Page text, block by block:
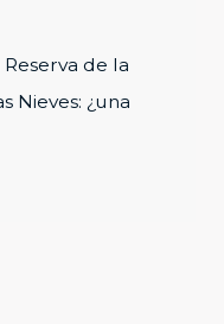
de la
Nieves: ¿una